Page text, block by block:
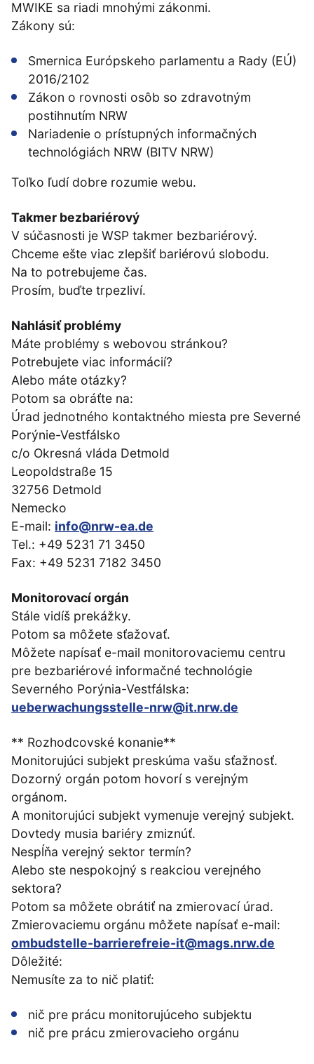
MWIKE sa riadi mnohými zákonmi.
Zákony sú:
Smernica Európskeho parlamentu a Rady (EÚ)
2016/2102
Zákon o rovnosti osôb so zdravotným
postihnutím NRW
Nariadenie o prístupných informačných
technológiách NRW (BITV NRW)
Toľko ľudí dobre rozumie webu.
Takmer bezbariérový
V súčasnosti je WSP takmer bezbariérový.
Chceme ešte viac zlepšiť bariérovú slobodu.
Na to potrebujeme čas.
Prosím, buďte trpezliví.
Nahlásiť problémy
Máte problémy s webovou stránkou?
Potrebujete viac informácií?
Alebo máte otázky?
Potom sa obráťte na:
Úrad jednotného kontaktného miesta pre Severné
Porýnie-Vestfálsko
c/o Okresná vláda Detmold
Leopoldstraße 15
32756 Detmold
Nemecko
E-mail: info@nrw-ea.de
Tel.: +49 5231 71 3450
Fax: +49 5231 7182 3450
Monitorovací orgán
Stále vidíš prekážky.
Potom sa môžete sťažovať.
Môžete napísať e-mail monitorovaciemu centru
pre bezbariérové informačné technológie
Severného Porýnia-Vestfálska:
ueberwachungsstelle-nrw@it.nrw.de
** Rozhodcovské konanie**
Monitorujúci subjekt preskúma vašu sťažnosť.
Dozorný orgán potom hovorí s verejným
orgánom.
A monitorujúci subjekt vymenuje verejný subjekt.
Dovtedy musia bariéry zmiznúť.
Nespĺňa verejný sektor termín?
Alebo ste nespokojný s reakciou verejného
sektora?
Potom sa môžete obrátiť na zmierovací úrad.
Zmierovaciemu orgánu môžete napísať e-mail:
ombudstelle-barrierefreie-it@mags.nrw.de
Dôležité:
Nemusíte za to nič platiť:
nič pre prácu monitorujúceho subjektu
nič pre prácu zmierovacieho orgánu